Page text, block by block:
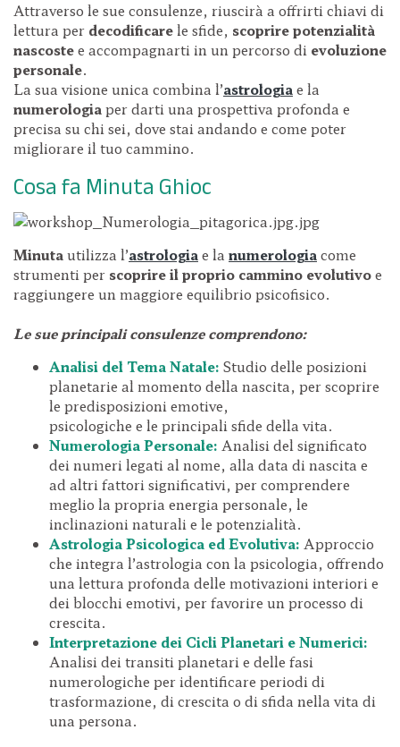
Attraverso le sue consulenze, riuscirà a offrirti chiavi di
lettura per decodificarele sfide, scoprire potenzialità
nascostee accompagnarti in un percorso di evoluzione
personale.
La sua visione unica combina l’astrologiae la
numerologiaper darti una prospettiva profonda e
precisa su chi sei, dove stai andando e come poter
migliorare il tuo cammino.
Cosa fa Minuta Ghioc
Minutautilizza l’astrologiae la numerologiacome
strumenti per scoprire il proprio cammino evolutivoe
raggiungere un maggiore equilibrio psicofisico.
Le sue principali consulenze comprendono:
Analisi del Tema Natale: Studio delle posizioni
planetarie al momento della nascita, per scoprire
le predisposizioni emotive,
psicologiche e le principali sfide della vita.
Numerologia Personale: Analisi del significato
dei numeri legati al nome, alla data di nascita e
ad altri fattori significativi, per comprendere
meglio la propria energia personale, le
inclinazioni naturali e le potenzialità.
Astrologia Psicologica ed Evolutiva: Approccio
che integra l’astrologia con la psicologia, offrendo
una lettura profonda delle motivazioni interiori e
dei blocchi emotivi, per favorire un processo di
crescita.
Interpretazione dei Cicli Planetari e Numerici:
Analisi dei transiti planetari e delle fasi
numerologiche per identificare periodi di
trasformazione, di crescita o di sfida nella vita di
una persona.